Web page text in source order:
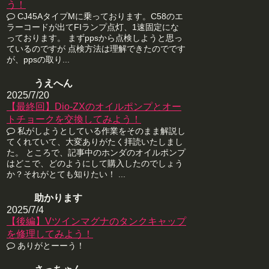
う！
CJ45AタイプMに乗っております。C58のエ
ラーコードが出てFIランプ点灯、1速固定にな
っております。 まずppsから点検しようと思っ
ているのですが 点検方法は理解できたのでです
が、ppsの取り...
うえへん
2025/7/20
【最終回】Dio-ZXのオイルポンプとオー
トチョークを交換してみよう！
私がしようとしている作業をそのまま解説し
てくれていて、大変ありがたく拝読いたしまし
た。 ところで、記事中のホンダのオイルポンプ
はどこで、どのようにして購入したのでしょう
か？それがとても知りたい！ ...
助かります
2025/7/4
【後編】Vツインマグナのタンクキャップ
を修理してみよう！
ありがとーーう！